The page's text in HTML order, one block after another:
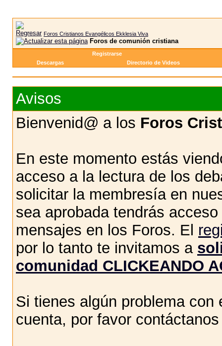
Foros Cristianos Evangélicos Ekklesia Viva
Foros de comunión cristiana
Registrarse
Descargas
Directorio de Videos
Avisos
Bienvenid@ a los Foros
En este momento estás
acceso a la lectura de los
solicitar la membresía en
sea aprobada tendrás
mensajes en los Foros. El
por lo tanto te invitamos a
comunidad CLICKEANDO
Si tienes algún problema
cuenta, por favor